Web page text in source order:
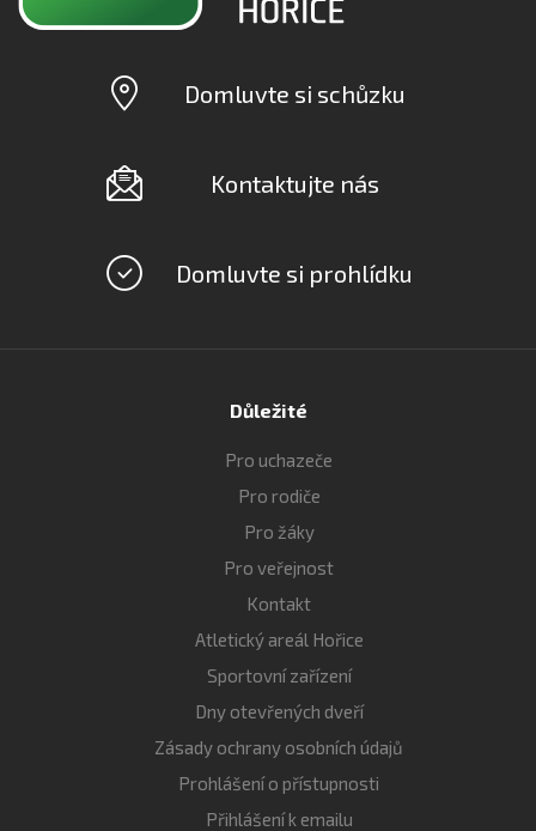
Domluvte si schůzku
Kontaktujte nás
Domluvte si prohlídku
Důležité
Pro uchazeče
Pro rodiče
Pro žáky
Pro veřejnost
Kontakt
Atletický areál Hořice
Sportovní zařízení
Dny otevřených dveří
Zásady ochrany osobních údajů
Prohlášení o přístupnosti
Přihlášení k emailu